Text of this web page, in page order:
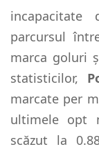
parcursul
marca goluri
statisticilor,
marcate per
ultimele opt
scăzut la